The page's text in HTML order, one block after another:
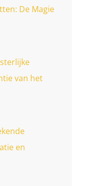
De Magie
van het
en